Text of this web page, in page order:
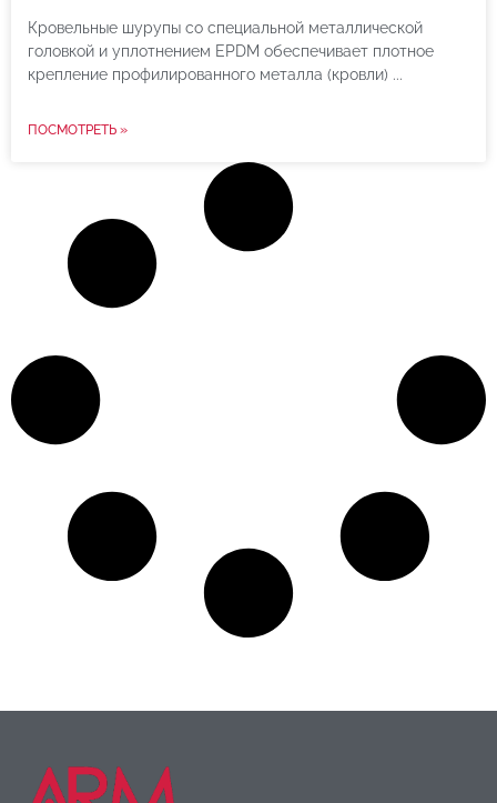
Кровельные шурупы со специальной металлической
головкой и уплотнением EPDM обеспечивает плотное
крепление профилированного металла (кровли)
ПОСМОТРЕТЬ »